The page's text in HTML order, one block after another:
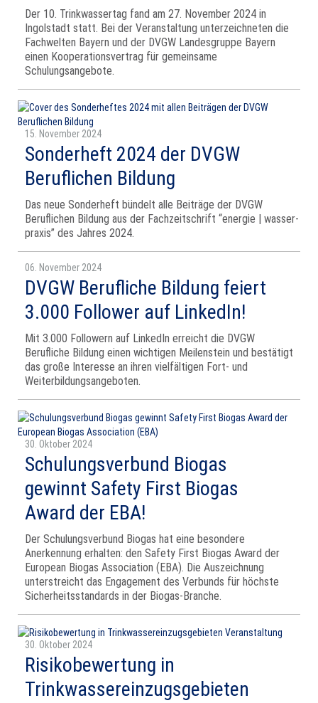
Der 10. Trinkwassertag fand am 27. November 2024 in
Ingolstadt statt. Bei der Veranstaltung unterzeichneten die
Fachwelten Bayern und der DVGW Landesgruppe Bayern
einen Kooperationsvertrag für gemeinsame
Schulungsangebote.
15. November 2024
Sonderheft 2024 der DVGW
Beruflichen Bildung
Das neue Sonderheft bündelt alle Beiträge der DVGW
Beruflichen Bildung aus der Fachzeitschrift “energie | wasser-
praxis” des Jahres 2024.
06. November 2024
DVGW Berufliche Bildung feiert
3.000 Follower auf LinkedIn!
Mit 3.000 Followern auf LinkedIn erreicht die DVGW
Berufliche Bildung einen wichtigen Meilenstein und bestätigt
das große Interesse an ihren vielfältigen Fort- und
Weiterbildungsangeboten.
30. Oktober 2024
Schulungsverbund Biogas
gewinnt Safety First Biogas
Award der EBA!
Der Schulungsverbund Biogas hat eine besondere
Anerkennung erhalten: den Safety First Biogas Award der
European Biogas Association (EBA). Die Auszeichnung
unterstreicht das Engagement des Verbunds für höchste
Sicherheitsstandards in der Biogas-Branche.
30. Oktober 2024
Risikobewertung in
Trinkwassereinzugsgebieten